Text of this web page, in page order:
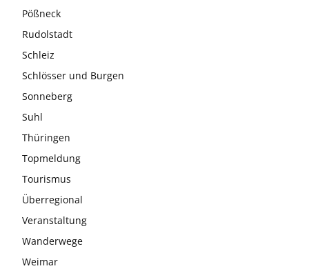
Pößneck
Rudolstadt
Schleiz
Schlösser und Burgen
Sonneberg
Suhl
Thüringen
Topmeldung
Tourismus
Überregional
Veranstaltung
Wanderwege
Weimar